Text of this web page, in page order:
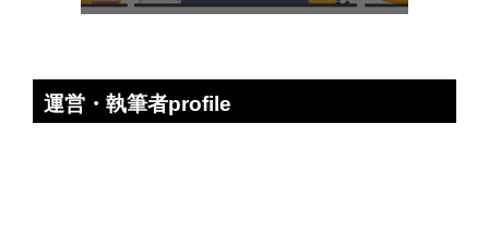
運営・執筆者profile